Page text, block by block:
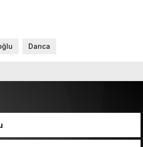
Darıca